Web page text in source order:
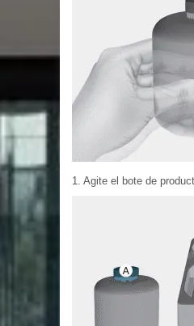
1. Agite el bote de